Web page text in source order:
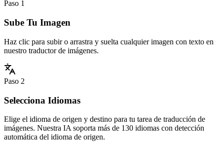
Paso 1
Sube Tu Imagen
Haz clic para subir o arrastra y suelta cualquier imagen con texto en
nuestro traductor de imágenes.
Paso 2
Selecciona Idiomas
Elige el idioma de origen y destino para tu tarea de traducción de
imágenes. Nuestra IA soporta más de 130 idiomas con detección
automática del idioma de origen.